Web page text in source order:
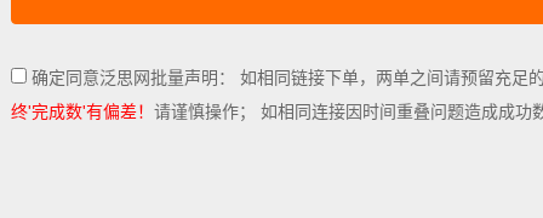
确定同意泛思网批量声明： 如相同链接下单，两单之间请预留充
终'完成数'有偏差！ 请谨慎操作； 如相同连接因时间重叠问题造成成